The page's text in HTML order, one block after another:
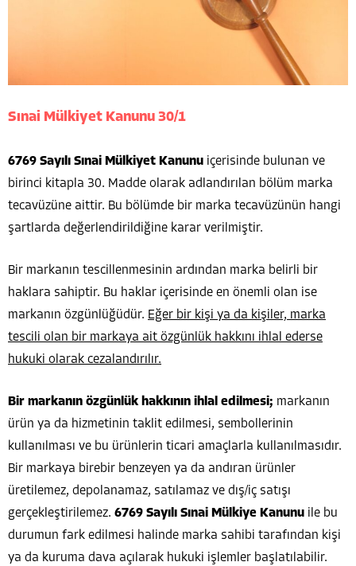
Sınai Mülkiyet Kanunu 30/1
6769 Sayılı Sınai Mülkiyet Kanunu içerisinde bulunan ve
birinci kitapla 30. Madde olarak adlandırılan bölüm marka
tecavüzüne aittir. Bu bölümde bir marka tecavüzünün hangi
şartlarda değerlendirildiğine karar verilmiştir.
Bir markanın tescillenmesinin ardından marka belirli bir
haklara sahiptir. Bu haklar içerisinde en önemli olan ise
markanın özgünlüğüdür. Eğer bir kişi ya da kişiler, marka
tescili olan bir markaya ait özgünlük hakkını ihlal ederse
hukuki olarak cezalandırılır.
Bir markanın özgünlük hakkının ihlal edilmesi; markanın
ürün ya da hizmetinin taklit edilmesi, sembollerinin
kullanılması ve bu ürünlerin ticari amaçlarla kullanılmasıdır.
Bir markaya birebir benzeyen ya da andıran ürünler
üretilemez, depolanamaz, satılamaz ve dış/iç satışı
gerçekleştirilemez. 6769 Sayılı Sınai Mülkiye Kanunu ile bu
durumun fark edilmesi halinde marka sahibi tarafından kişi
ya da kuruma dava açılarak hukuki işlemler başlatılabilir.